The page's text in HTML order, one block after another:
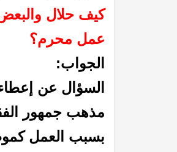
كيف حلال
عمل محرم؟
الجواب:
السؤال عن
مذهب جمهور
بسبب العمل